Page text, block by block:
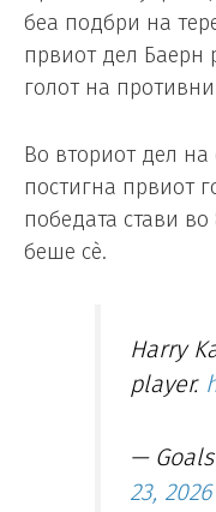
беа подбри на
првиот дел Баерн
голот на
Во вториот дел на
постигна првиот
победата стави
беше сè.
Harry
player.
—
23, 2026